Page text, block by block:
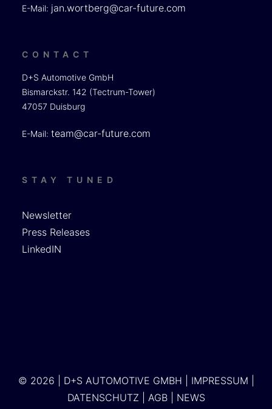
E-Mail: jan.wortberg@car-future.com
CONTACT
D+S Automotive GmbH
Bismarckstr. 142 (Tectrum-Tower)
47057 Duisburg
E-Mail: team@car-future.com
STAY TUNED
Newsletter
Press Releases
LinkedIN
© 2026 | D+S AUTOMOTIVE GMBH | IMPRESSUM
DATENSCHUTZ
AGB| NEWS